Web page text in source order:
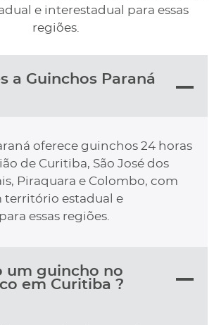
e interestadual para essas
regiões.
a Guinchos Paraná
oferece guinchos 24 horas
de Curitiba, São José dos
Piraquara e Colombo, com
território estadual e
essas regiões.
um guincho no
em Curitiba ?